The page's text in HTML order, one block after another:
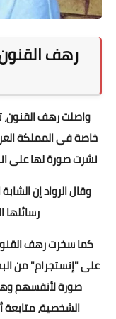
رهف
واصلت رهف القنون،
خاصة في المملكة
نشرت صورة لها على
وقال الرواد إن
رسائلها
كما سخرت رهف
على "إنستجرام" من
صورة لأنفسهم
الشخصية،